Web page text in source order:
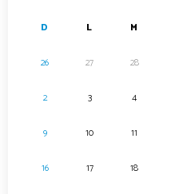
D L M
26 27 28
2 3 4
9 10 11
16 17 18